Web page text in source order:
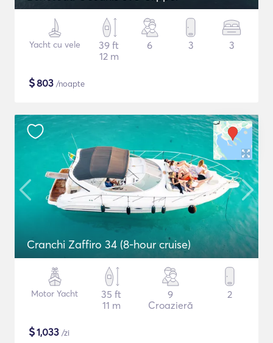
Yacht cu vele
39 ft
12 m
6 3 3
$803 /noapte
Cranchi Zaffiro 34 (8-hour cruise)
Motor Yacht
35 ft
11 m
9
Croazieră
2
$1,033 /zi